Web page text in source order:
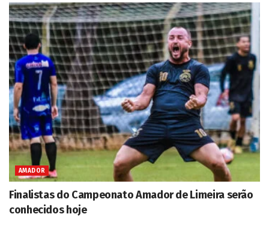
AMADOR
Finalistas do Campeonato Amador de Limeira serão
conhecidos hoje